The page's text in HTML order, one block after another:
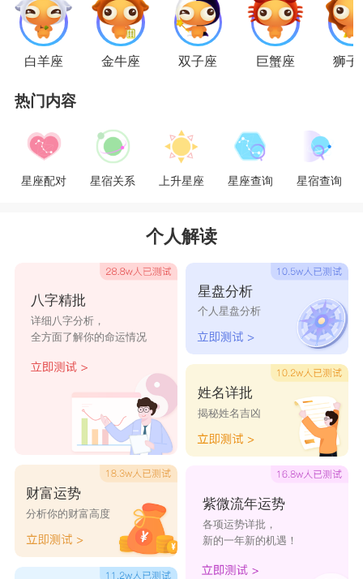
如何平衡天蝎座与摩羯座之间的关系：
1、深入了解对方的需求。天蝎座与摩羯座都需要
道你在意他们的感受，有助于增进彼此的理解。
2、保持适度的空间。天蝎座与摩羯座都需要个人
的空间来处理事情。给对方足够的自由度，让他们
在自己的节奏下完成事情，有助于关系的发展。
3、建立健康的沟通。天蝎座与摩羯座在面对问题
时，往往会产生误解和矛盾。通过坦诚沟通，表达
自己的想法和感受，有助于解决问题和增进感情。
4、信任与支持。在关系中，信任和支持至关重
要。天蝎座与摩羯座都要学会信任对方，并在对方
白羊座 金牛座 双子座 巨蟹座 狮子
热门内容
星座配对 星宿关系 上升星座 星座查询 星宿查询
个人解读
八字精批
详细八字分析，
全方面了解你的命运情况
财富运势
分析你的财富高度
星盘分析
个人星盘分析
姓名详批
揭秘姓名吉凶
紫微流年运势
各项运势详批，
新的一年新的机遇！